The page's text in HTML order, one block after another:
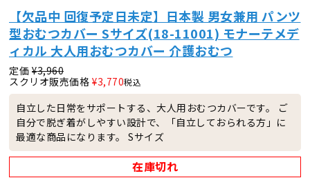
【欠品中 回復予定日未定】日本製 男女兼用 パンツ
型おむつカバー Sサイズ(18-11001) モナーテメデ
ィカル 大人用おむつカバー 介護おむつ
定価 ¥3,960
スクリオ販売価格 ¥3,770税込
自立した日常をサポートする、大人用おむつカバーです。 ご
自分で脱ぎ着がしやすい設計で、「自立しておられる方」に
最適な商品になります。 Sサイズ
在庫切れ